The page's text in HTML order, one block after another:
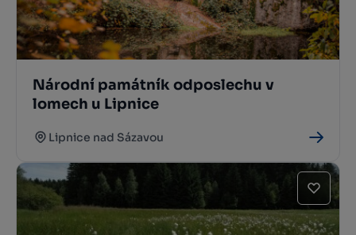
Národní památník odposlechu v
lomech u Lipnice
Lipnice nad Sázavou